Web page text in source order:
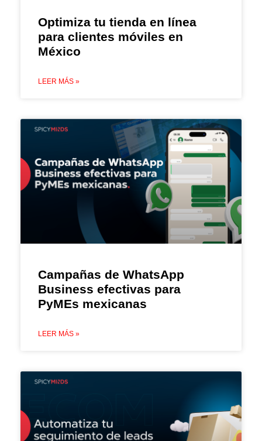
Optimiza tu tienda en línea
para clientes móviles en
México
LEER MÁS »
Campañas de WhatsApp
Business efectivas para
PyMEs mexicanas
LEER MÁS »